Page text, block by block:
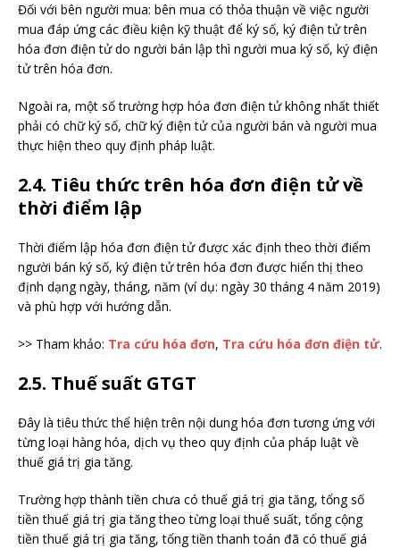
Đối với bên người mua: bên mua có thỏa thuận về việc người
mua đáp ứng các điều kiện kỹ thuật để ký số, ký điện tử trên
hóa đơn điện tử do người bán lập thì người mua ký số, ký điện
tử trên hóa đơn.
Ngoài ra, một số trường hợp hóa đơn điện tử không nhất thiết
phải có chữ ký số, chữ ký điện tử của người bán và người mua
thực hiện theo quy định pháp luật.
2.4. Tiêu thức trên hóa đơn điện tử về
thời điểm lập
Thời điểm lập hóa đơn điện tử được xác định theo thời điểm
người bán ký số, ký điện tử trên hóa đơn được hiển thị theo
định dạng ngày, tháng, năm (ví dụ: ngày 30 tháng 4 năm 2019)
và phù hợp với hướng dẫn.
>> Tham khảo: Tra cứu hóa đơn, Tra cứu hóa đơn điện tử.
2.5. Thuế suất GTGT
Đây là tiêu thức thể hiện trên nội dung hóa đơn tương ứng với
từng loại hàng hóa, dịch vụ theo quy định của pháp luật về
thuế giá trị gia tăng.
Trường hợp thành tiền chưa có thuế giá trị gia tăng, tổng số
tiền thuế giá trị gia tăng theo từng loại thuế suất, tổng cộng
tiền thuế giá trị gia tăng, tổng tiền thanh toán đã có thuế giá